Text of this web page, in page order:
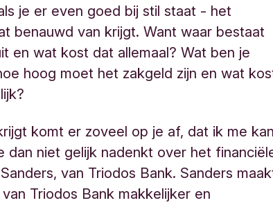
je er even goed bij stil staat - het
benauwd van krijgt. Want waar bestaat
en wat kost dat allemaal? Wat ben je
hoog moet het zakgeld zijn en wat
komt er zoveel op je af, dat ik me kan
dan niet gelijk nadenkt over het
van Triodos Bank. Sanders
Triodos Bank makkelijker en